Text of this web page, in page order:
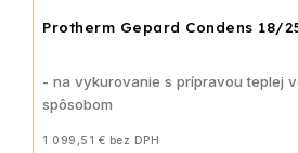
Protherm Gepard Condens 18/
1 099,51 € bez DPH
- na vykurovanie s prípravou teplej
spôsobom